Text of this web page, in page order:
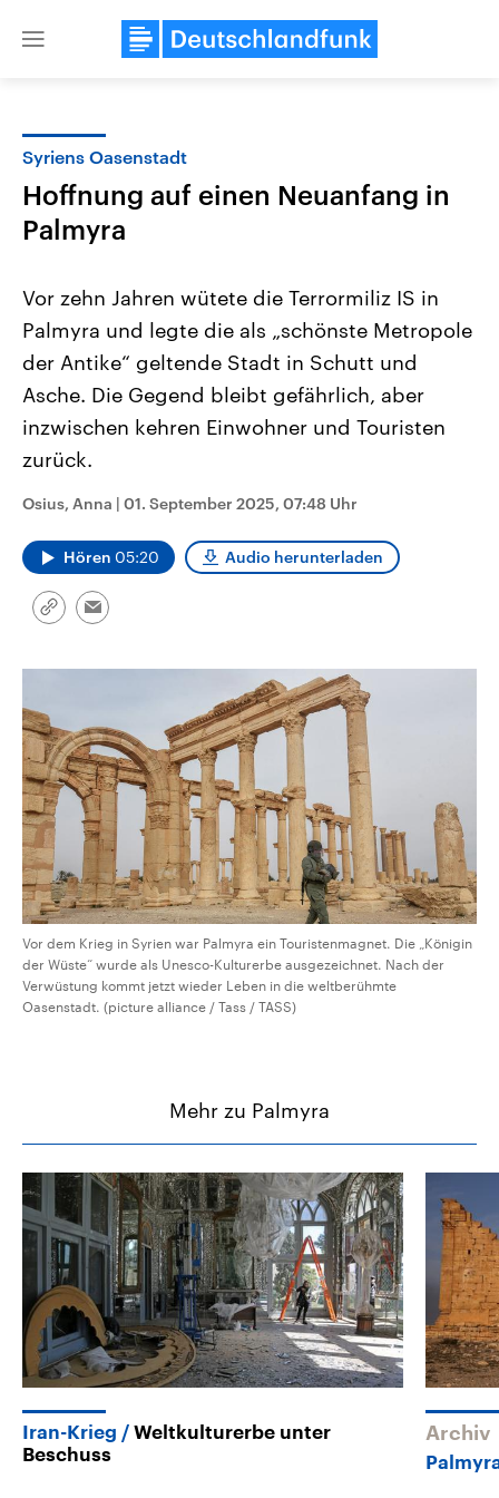
Close
Landtagswahl Sachsen-Anhalt
2026
Alle Informationen
September 2026 einen neuen
Bundesland von einer Koalition aus
CDU, SPD und FDP regiert.-
Wahlprogramme, aktuelle Berichte
und Hintergründe zu den Parteien
Wahl.
USA
Aktuelle Beiträge,
Hintergründe
mit großem Einfluss auf
aktuelle Weltgeschehen.
Sendungen Programm Podcasts
Audio-Archiv
Syriens Oasenstadt
Hoffnung auf einen Neuanfang in
Palmyra
Vor zehn Jahren wütete die Terrormiliz IS in
Palmyra und legte die als „schönste Metropole
der Antike“ geltende Stadt in Schutt und
Asche. Die Gegend bleibt gefährlich, aber
inzwischen kehren Einwohner und Touristen
zurück.
Osius, Anna | 01. September 2025, 07:48 Uhr
Hören 05:20 Audio herunterladen
Link
Email
Vor dem Krieg in Syrien war Palmyra ein Touristenmagnet. Die „Königin
der Wüste“ wurde als Unesco-Kulturerbe ausgezeichnet. Nach der
Verwüstung kommt jetzt wieder Leben in die weltberühmte
Oasenstadt. (picture alliance / Tass / TASS)
Mehr zu Palmyra
Iran-Krieg
Weltkulturerbe unter
Beschuss
Archiv